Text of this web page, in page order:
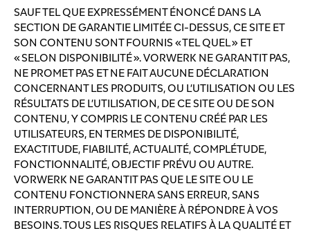
SAUF TEL QUE EXPRESSÉMENT ÉNONCÉ DANS LA
SECTION DE GARANTIE LIMITÉE CI-DESSUS, CE SITE ET
SON CONTENU SONT FOURNIS « TEL QUEL » ET
« SELON DISPONIBILITÉ ». VORWERK NE GARANTIT PAS,
NE PROMET PAS ET NE FAIT AUCUNE DÉCLARATION
CONCERNANT LES PRODUITS, OU L’UTILISATION OU LES
RÉSULTATS DE L’UTILISATION, DE CE SITE OU DE SON
CONTENU, Y COMPRIS LE CONTENU CRÉÉ PAR LES
UTILISATEURS, EN TERMES DE DISPONIBILITÉ,
EXACTITUDE, FIABILITÉ, ACTUALITÉ, COMPLÉTUDE,
FONCTIONNALITÉ, OBJECTIF PRÉVU OU AUTRE.
VORWERK NE GARANTIT PAS QUE LE SITE OU LE
CONTENU FONCTIONNERA SANS ERREUR, SANS
INTERRUPTION, OU DE MANIÈRE À RÉPONDRE À VOS
BESOINS. TOUS LES RISQUES RELATIFS À LA QUALITÉ ET